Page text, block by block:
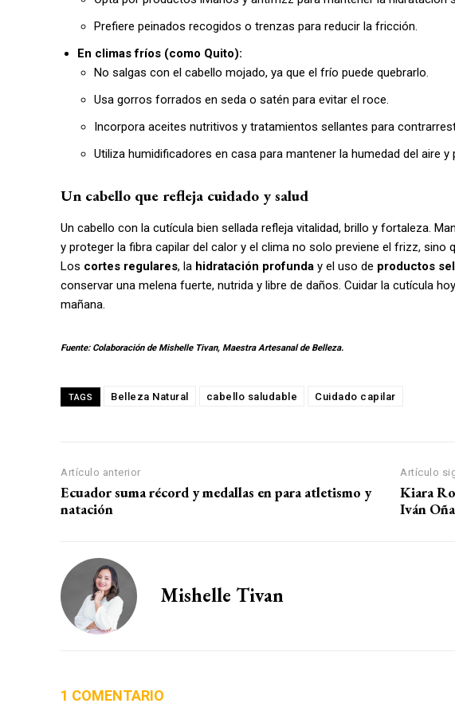
Prefiere peinados recogidos o trenzas para reducir la fricción.
En climas fríos (como Quito):
No salgas con el cabello mojado, ya que el frío puede quebrarlo.
Usa gorros forrados en seda o satén para evitar el roce.
Incorpora aceites nutritivos y tratamientos sellantes para
Utiliza humidificadores en casa para mantener la humedad del aire y
Un cabello que refleja cuidado y salud
Un cabello con la cutícula bien sellada refleja vitalidad, brillo y fortaleza.
y proteger la fibra capilar del calor y el clima no solo previene el frizz, sino
Los cortes regulares, la hidratación profunda y el uso de productos
conservar una melena fuerte, nutrida y libre de daños. Cuidar la cutícula
mañana.
Fuente: Colaboración de Mishelle Tivan, Maestra Artesanal de Belleza.
TAGS Belleza Natural cabello saludable Cuidado capilar
Artículo anterior
Ecuador suma récord y medallas en para atletismo y
natación
Artículo
Kiara
Iván
Mishelle Tivan
1 COMENTARIO